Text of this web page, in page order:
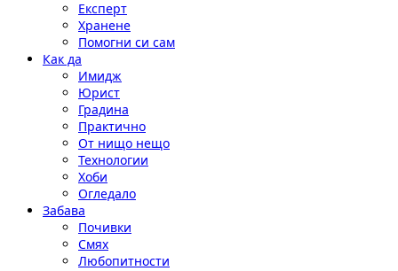
Експерт
Хранене
Помогни си сам
Как да
Имидж
Юрист
Градина
Практично
От нищо нещо
Технологии
Хоби
Огледало
Забава
Почивки
Смях
Любопитности